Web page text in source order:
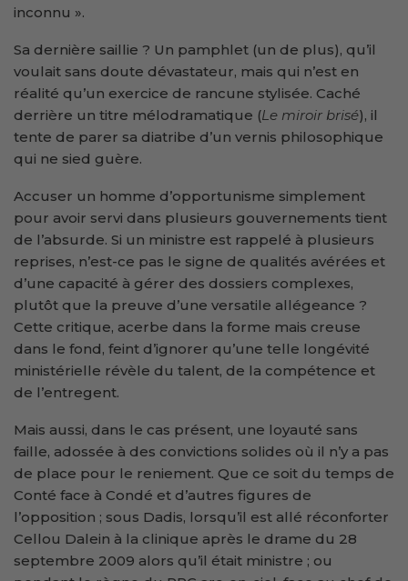
inconnu ».
Sa dernière saillie ? Un pamphlet (un de plus), qu’il
voulait sans doute dévastateur, mais qui n’est en
réalité qu’un exercice de rancune stylisée. Caché
derrière un titre mélodramatique (Le miroir brisé), il
tente de parer sa diatribe d’un vernis philosophique
qui ne sied guère.
Accuser un homme d’opportunisme simplement
pour avoir servi dans plusieurs gouvernements tient
de l’absurde. Si un ministre est rappelé à plusieurs
reprises, n’est-ce pas le signe de qualités avérées et
d’une capacité à gérer des dossiers complexes,
plutôt que la preuve d’une versatile allégeance ?
Cette critique, acerbe dans la forme mais creuse
dans le fond, feint d’ignorer qu’une telle longévité
ministérielle révèle du talent, de la compétence et
de l’entregent.
Mais aussi, dans le cas présent, une loyauté sans
faille, adossée à des convictions solides où il n’y a pas
de place pour le reniement. Que ce soit du temps de
Conté face à Condé et d’autres figures de
l’opposition ; sous Dadis, lorsqu’il est allé réconforter
Cellou Dalein à la clinique après le drame du 28
septembre 2009 alors qu’il était ministre ; ou